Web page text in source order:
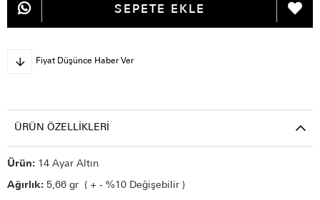
Fiyat Düşünce Haber Ver
ÜRÜN ÖZELLIKLERI
Ürün: 14 Ayar Altın
Ağırlık: 5,66 gr ( + - %10 Değişebilir )